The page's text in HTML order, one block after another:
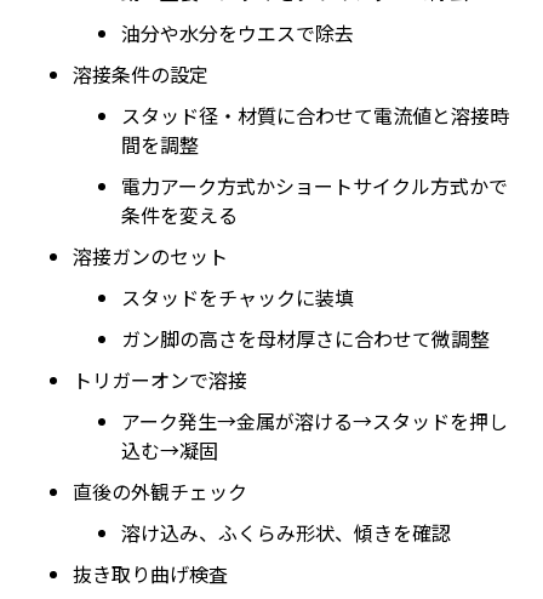
油分や水分をウエスで除去
溶接条件の設定
スタッド径・材質に合わせて電流値と溶接時
間を調整
電力アーク方式かショートサイクル方式かで
条件を変える
溶接ガンのセット
スタッドをチャックに装填
ガン脚の高さを母材厚さに合わせて微調整
トリガーオンで溶接
アーク発生→金属が溶ける→スタッドを押し
込む→凝固
直後の外観チェック
溶け込み、ふくらみ形状、傾きを確認
抜き取り曲げ検査